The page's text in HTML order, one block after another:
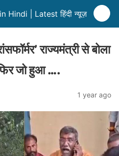
Hindi | Latest हिंदी न्यूज़
राज्यमंत्री से बोला
जो हुआ ….
1 year ago